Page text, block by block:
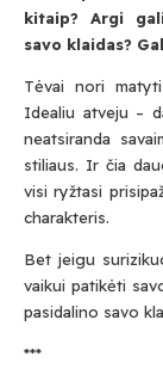
kitaip? Argi
savo klaidas?
Tėvai nori
Idealiu atveju –
neatsiranda
stiliaus. Ir čia
visi ryžtasi
charakteris.
Bet jeigu
vaikui patikėti
pasidalino savo
***